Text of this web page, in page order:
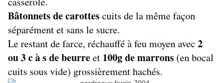
Bâtonnets de carottescuits de la même façon
séparément et sans le sucre.
Le restant de farce, réchauffé à feu moyen avec 2
ou 3 c à s de beurreet 100g de marrons (en bocal
cuits sous vide) grossièrement hachés.